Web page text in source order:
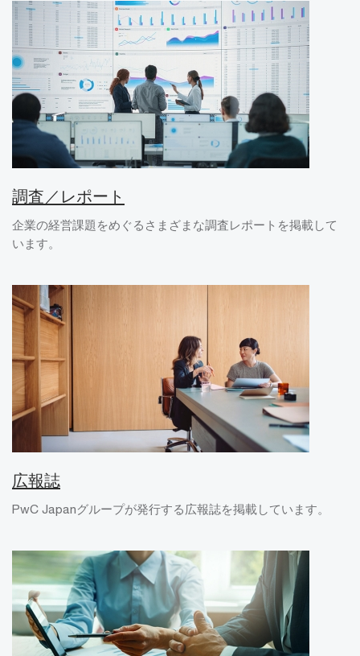
調査／レポート
企業の経営課題をめぐるさまざまな調査レポートを掲載して
います。
広報誌
PwC Japanグループが発行する広報誌を掲載しています。